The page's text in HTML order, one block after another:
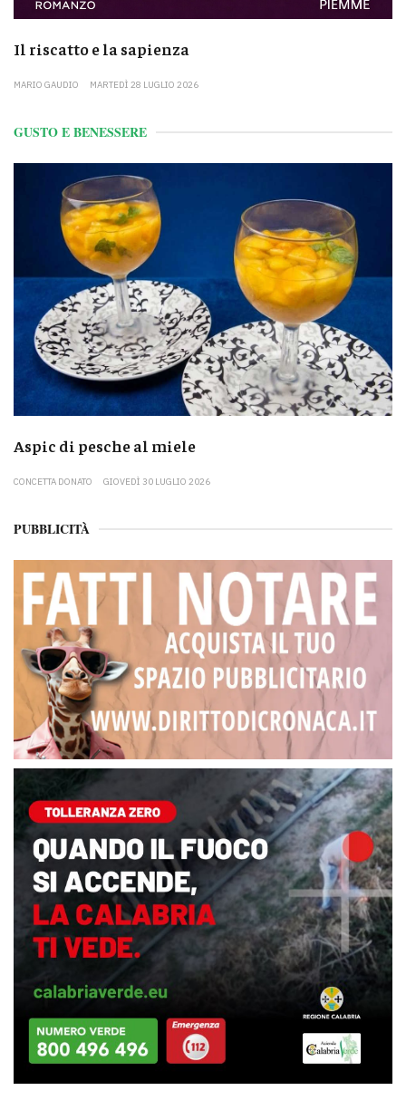
Il riscatto e la sapienza
MARIO GAUDIO MARTEDÌ 28 LUGLIO 2026
GUSTO E BENESSERE
Aspic di pesche al miele
CONCETTA DONATO GIOVEDÌ 30 LUGLIO 2026
PUBBLICITÀ